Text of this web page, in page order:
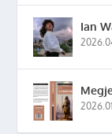
Ian